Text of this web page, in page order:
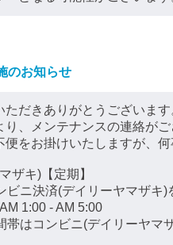
のお知らせ
だきありがとうございます
、メンテナンスの連絡が
をお掛けいたしますが、
ザキ)【定期】
ビニ決済(デイリーヤマザキ)
1:00 - AM 5:00
はコンビニ(デイリーヤマ